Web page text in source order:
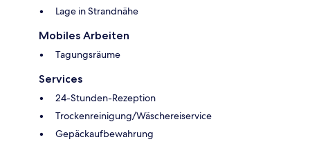
Lage in Strandnähe
Mobiles Arbeiten
Tagungsräume
Services
24-Stunden-Rezeption
Trockenreinigung/Wäschereiservice
Gepäckaufbewahrung